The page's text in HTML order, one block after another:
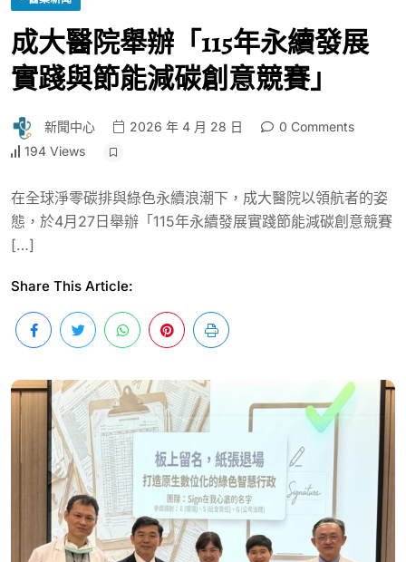
成大醫院舉辦「115年永續發展
實踐與節能減碳創意競賽」
新聞中心 2026 年 4 月 28 日
0 Comments
194 Views
在全球淨零碳排與綠色永續浪潮下，成大醫院以領航者的姿
態，於4月27日舉辦「115年永續發展實踐節能減碳創意競賽
[…]
Share This Article: